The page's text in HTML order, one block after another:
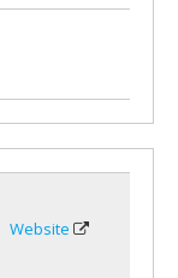
Website